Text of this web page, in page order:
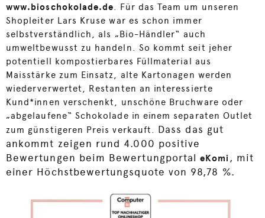
www.bioschokolade.de. Für das Team um unseren
Shopleiter Lars Kruse war es schon immer
selbstverständlich, als „Bio-Händler“ auch
umweltbewusst zu handeln. So kommt seit jeher
potentiell kompostierbares Füllmaterial aus
Maisstärke zum Einsatz, alte Kartonagen werden
wiederverwertet, Restanten an interessierte
Kund*innen verschenkt, unschöne Bruchware oder
„abgelaufene“ Schokolade in einem separaten Outlet
zum günstigeren Preis verkauft. Dass das gut
ankommt zeigen rund 4.000 positive
Bewertungen beim BewertungportaleKomi , mit
einer Höchstbewertungsquote von 98,78 %.